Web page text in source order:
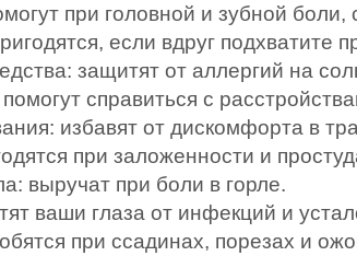
при головной и зубной боли,
если вдруг подхватите
защитят от аллергий на
справиться с
избавят от дискомфорта в
при заложенности и
выручат при боли в горле.
ваши глаза от инфекций и
при ссадинах, порезах и